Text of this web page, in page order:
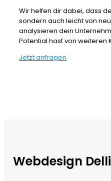
Wir helfen dir dabei, dass
sondern auch leicht von
analysieren dein
Potential hast von weiteren
Jetzt anfragen
Webdesign